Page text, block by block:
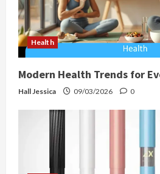
Health
Modern Health Trends for
Hall Jessica 09/03/2026 0